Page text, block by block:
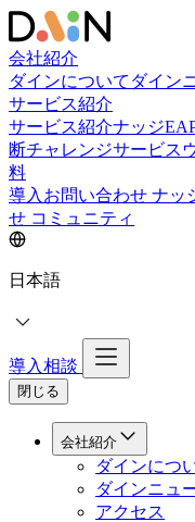
会社紹介
ダインについて ダイン
サービス紹介
サービス紹介ナッジ
断チャレンジサービス
料
導入お問い合わせ ナッ
せ コミュニティ
日本語
導入相談
閉じる
会社紹介
ダインにつ
ダインニュ
アクセス